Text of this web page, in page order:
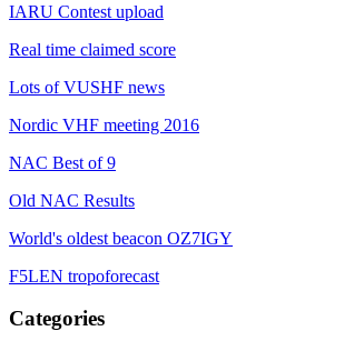
IARU Contest upload
Real time claimed score
Lots of VUSHF news
Nordic VHF meeting 2016
NAC Best of 9
Old NAC Results
World's oldest beacon OZ7IGY
F5LEN tropoforecast
Categories